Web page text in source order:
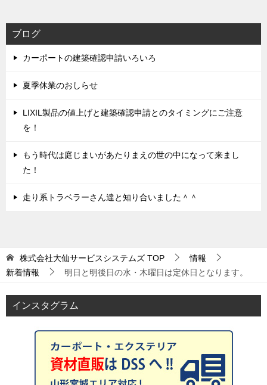
ブログ
カーポートの建築確認申請いろいろ
夏季休業のおしらせ
LIXIL製品の値上げと建築確認申請とのタイミングにご注意
を！
もう時代は庭じまいがあたりまえの世の中になって来まし
た！
走り系トラベラーさん達と知り合いました＾＾
株式会社大仙サービスシステムズ TOP
情報
新着情報
明日と明後日の水・木曜日は定休日となります。
インスタグラム